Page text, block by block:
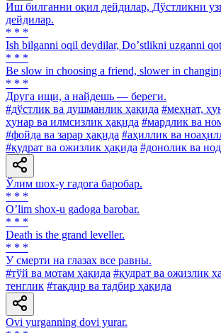
Иш билганни оқил дейдилар, Дўстликни
дейдилар.
* * *
Ish bilganni oqil deydilar, Doʼstlikni uzganni
* * *
Be slow in choosing a friend, slower in
* * *
Друга ищи, а найдешь — береги.
#дўстлик ва душманлик ҳақида #меҳнат,
ҳунар ва илмсизлик ҳақида #мардлик ва
#фойда ва зарар ҳақида #аҳиллик ва
#қудрат ва ожизлик ҳақида #донолик ва
Ўлим шох-у гадога баробар.
* * *
Oʼlim shox-u gadoga barobar.
* * *
Death is the grand leveller.
* * *
У смерти на глазах все равны.
#тўй ва мотам ҳақида #қудрат ва ожизлик
тенглик #тақдир ва тадбир ҳақида
Ovi yurganning dovi yurar.